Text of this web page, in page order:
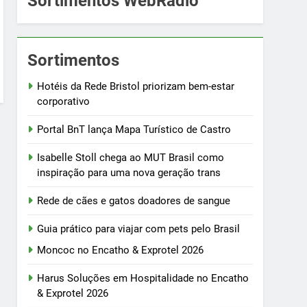
Sortimentos
Hotéis da Rede Bristol priorizam bem-estar
corporativo
Portal BnT lança Mapa Turístico de Castro
Isabelle Stoll chega ao MUT Brasil como
inspiração para uma nova geração trans
Rede de cães e gatos doadores de sangue
Guia prático para viajar com pets pelo Brasil
Moncoc no Encatho & Exprotel 2026
Harus Soluções em Hospitalidade no Encatho
& Exprotel 2026